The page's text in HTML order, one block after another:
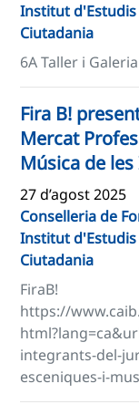
Institut d'Estudis
Ciutadania
6A Taller i Galeria
Fira B!
Mercat
Música de
27 d’agost 2025
Conselleria de
Institut d'Estudis
Ciutadania
FiraB!
https://
integrants-del-
esceniques-i-